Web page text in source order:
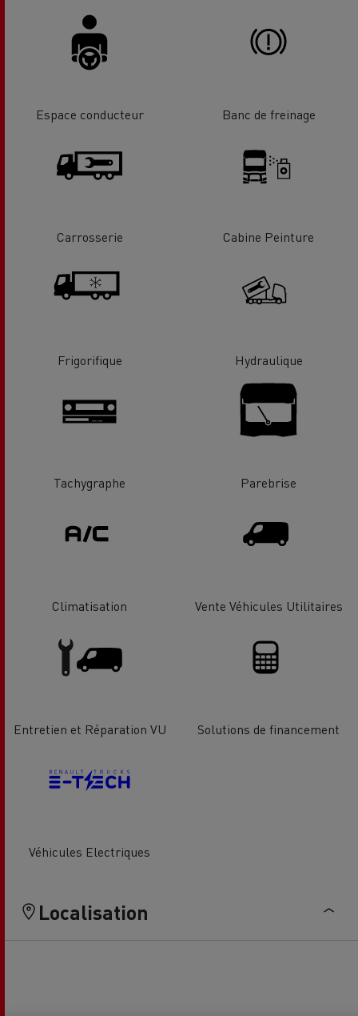
Espace conducteur Banc de freinage
Carrosserie Cabine Peinture
Frigorifique Hydraulique
Tachygraphe Parebrise
Climatisation Vente Véhicules Utilitaires
Entretien et Réparation VU Solutions de financement
Véhicules Electriques
Localisation